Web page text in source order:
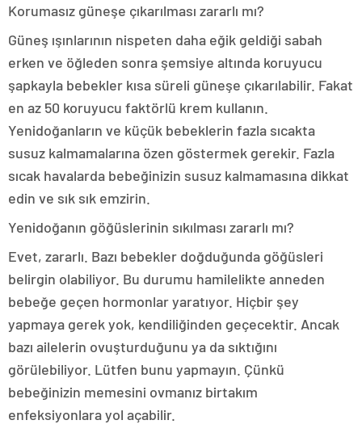
Korumasız güneşe çıkarılması zararlı mı?
Güneş ışınlarının nispeten daha eğik geldiği sabah
erken ve öğleden sonra şemsiye altında koruyucu
şapkayla bebekler kısa süreli güneşe çıkarılabilir. Fakat
en az 50 koruyucu faktörlü krem kullanın.
Yenidoğanların ve küçük bebeklerin fazla sıcakta
susuz kalmamalarına özen göstermek gerekir. Fazla
sıcak havalarda bebeğinizin susuz kalmamasına dikkat
edin ve sık sık emzirin.
Yenidoğanın göğüslerinin sıkılması zararlı mı?
Evet, zararlı. Bazı bebekler doğduğunda göğüsleri
belirgin olabiliyor. Bu durumu hamilelikte anneden
bebeğe geçen hormonlar yaratıyor. Hiçbir şey
yapmaya gerek yok, kendiliğinden geçecektir. Ancak
bazı ailelerin ovuşturduğunu ya da sıktığını
görülebiliyor. Lütfen bunu yapmayın. Çünkü
bebeğinizin memesini ovmanız birtakım
enfeksiyonlara yol açabilir.